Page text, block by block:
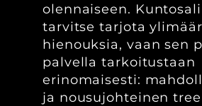
olennaiseen.
tarvitse tarjota
hienouksia, vaan sen
palvella tarkoitustaan
erinomaisesti:
ja nousujohteinen